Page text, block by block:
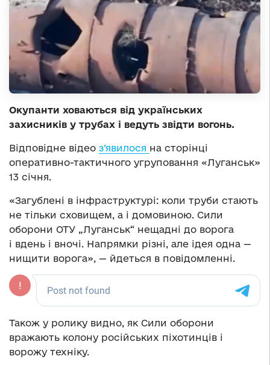
Окупанти ховаються від українських
захисників у трубах і ведуть звідти вогонь.
Відповідне відео з’явилося на сторінці
оперативно-тактичного угруповання «Луганськ»
13 січня.
«Загублені в інфраструктурі: коли труби стають
не тільки сховищем, а і домовиною. Cили
оборони ОТУ „Луганськ“ нещадні до ворога
і вдень і вночі. Напрямки різні, але ідея одна —
нищити ворога», — йдеться в повідомленні.
Також у ролику видно, як Сили оборони
вражають колону російських піхотинців і
ворожу техніку.